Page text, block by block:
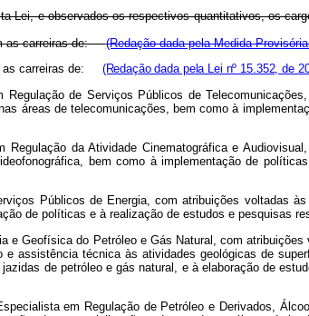
Lei, e observados os respectivos quantitativos, os
as carreiras de:(Redação dada pela Medida
as carreiras de: (Redação dada pela Lei nº 15.352, de
de Serviços Públicos de
áreas de telecomunicações, bem como à
da Atividade Cinematográfica e
bem como à implementação de
Públicos de Energia, com atribuições voltadas
de políticas e à realização de estudos e pesquisas
Geofísica do Petróleo e Gás Natural, com
assistência técnica às atividades geológicas de
de petróleo e gás natural, e à elaboração de
em Regulação de Petróleo e Derivados,